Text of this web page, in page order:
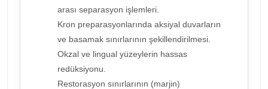
arası separasyon işlemleri.
Kron preparasyonlarında aksiyal duvarların
ve basamak sınırlarının şekillendirilmesi.
Okzal ve lingual yüzeylerin hassas
redüksiyonu.
Restorasyon sınırlarının (marjin)